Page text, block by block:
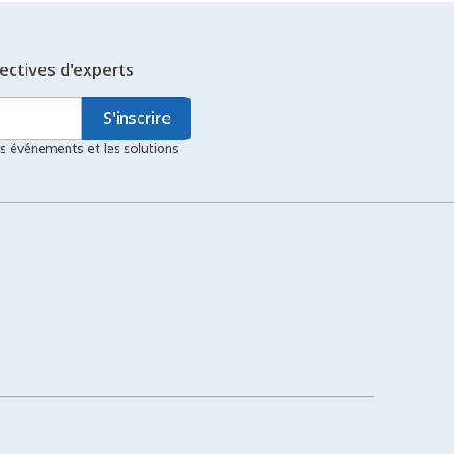
d'experts
S'inscrire
événements et les solutions